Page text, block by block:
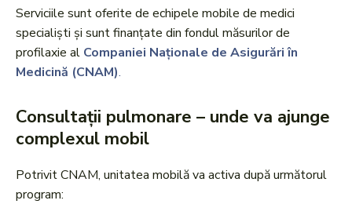
Serviciile sunt oferite de echipele mobile de medici
specialiști și sunt finanțate din fondul măsurilor de
profilaxie al Companiei Naționale de Asigurări în
Medicină (CNAM).
Consultații pulmonare – unde va ajunge
complexul mobil
Potrivit CNAM, unitatea mobilă va activa după următorul
program: